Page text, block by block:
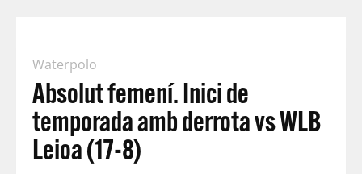
Waterpolo
Absolut femení. Inici de
temporada amb derrota vs WLB
Leioa (17-8)